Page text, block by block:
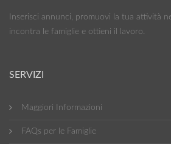
Inserisci annunci, promuovi la tua attività
incontra le famiglie e ottieni il lavoro.
SERVIZI
Maggiori Informazioni
FAQs per le Famiglie